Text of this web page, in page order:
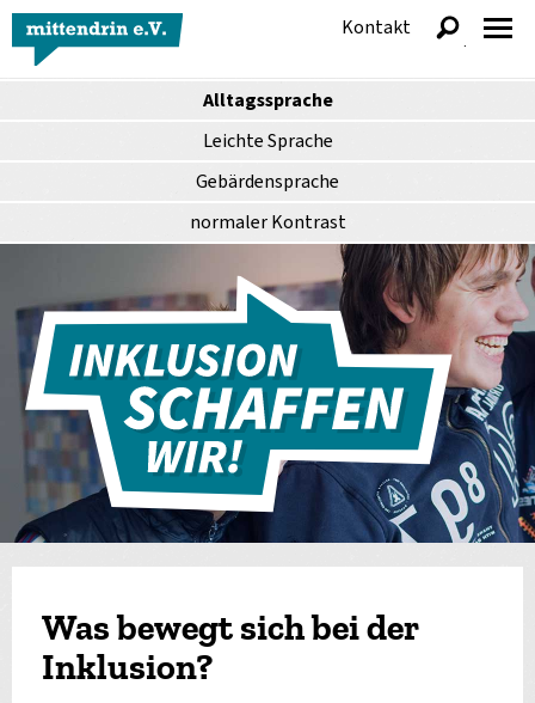
Alltagssprache
Leichte Sprache
Gebärdensprache
normalerKontrast
Kontakt
anzeigen
Was bewegt sich bei der
Inklusion?